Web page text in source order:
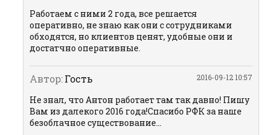
Работаем с ними 2 года, все решается
оперативно, не знаю как они с сотрудниками
обходятся, но клиентов ценят, удобные они и
достатчно оперативные.
2016-09-12 10:57
Автор:Гость
Не знал, что Антон работает там так давно! Пишу
Вам из далекого 2016 года!Спасибо РФК за наше
безоблачное существование...